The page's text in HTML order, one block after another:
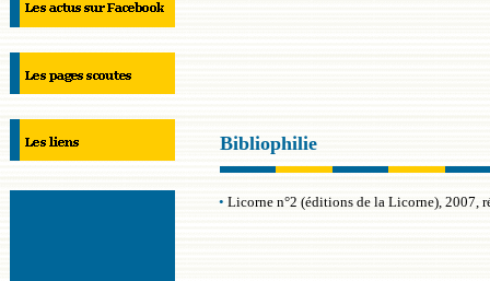
Bibliophilie
• Licorne n°2 (éditions de la Licorne), 2007,